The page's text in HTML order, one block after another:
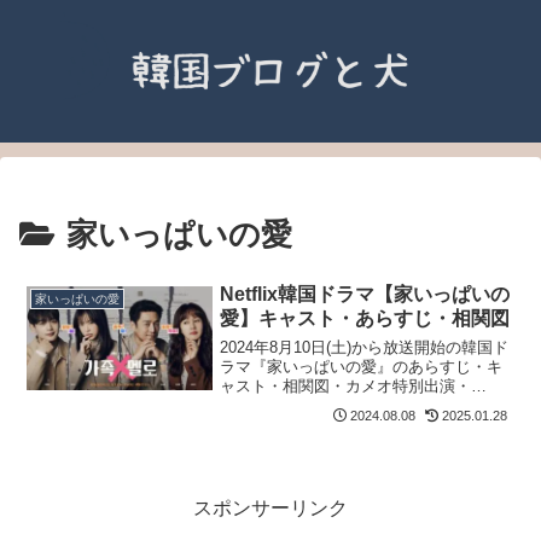
家いっぱいの愛
家いっぱいの愛
Netflix韓国ドラマ【家いっぱいの
愛】キャスト・あらすじ・相関図
2024年8月10日(土)から放送開始の韓国ド
ラマ『家いっぱいの愛』のあらすじ・キ
ャスト・相関図・カメオ特別出演・
OST・視聴率についてご紹介します。
2024.08.08 2025.01.28
スポンサーリンク